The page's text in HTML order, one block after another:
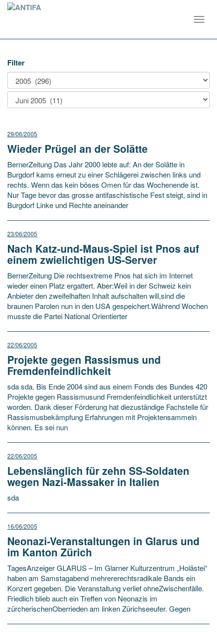
Filter
29/06/2005
Wieder Prügel an der Solätte
BernerZeitung Das Jahr 2000 lebte auf: An der Solätte in
Burgdorf kams erneut zu einer Schlägerei zwischen links und
rechts. Wenn das kein böses Omen für das Wochenende ist.
Nur Tage bevor das grosse antifaschistische Fest steigt, sind in
Burgdorf Linke und Rechte aneinander
23/06/2005
Nach Katz-und-Maus-Spiel ist Pnos auf
einem zwielichtigen US-Server
BernerZeitung Die rechtsextreme Pnos hat sich im Internet
wieder einen Platz ergattert. Aber:Weil in der Schweiz kein
Anbieter den zweifelhaften Inhalt aufschalten will,sind die
braunen Parolen nun in den USA gespeichert.Während Wochen
musste die Partei National Orientierter
22/06/2005
Projekte gegen Rassismus und
Fremdenfeindlichkeit
sda sda. Bis Ende 2004 sind aus einem Fonds des Bundes 420
Projekte gegen Rassismusund Fremdenfeindlichkeit unterstützt
worden. Dank dieser Förderung hat diezuständige Fachstelle für
Rassismusbekämpfung Erfahrungen mit Projektensammeln
können. Es sei nun
22/06/2005
Lebenslänglich für zehn SS-Soldaten
wegen Nazi-Massaker in Italien
sda
16/06/2005
Neonazi-Veranstaltungen in Glarus und
im Kanton Zürich
TagesAnzeiger GLARUS – Im Glarner Kulturzentrum „Holästei“
haben am Samstagabend mehrererechtsradikale Bands ein
Konzert gegeben. Die Veranstaltung verlief ohneZwischenfälle.
Friedlich blieb auch ein Treffen von Neonazis im
zürcherischenOberrieden am linken Zürichseeufer. Gegen